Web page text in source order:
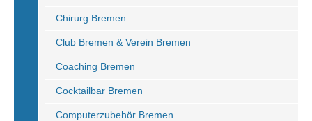
Chirurg Bremen
Club Bremen & Verein Bremen
Coaching Bremen
Cocktailbar Bremen
Computerzubehör Bremen